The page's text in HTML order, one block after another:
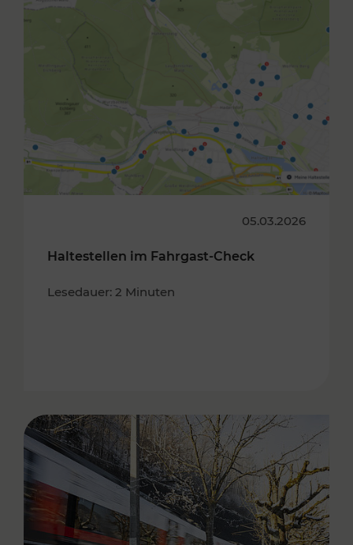
05.03.2026
Haltestellen im Fahrgast-Check
Lesedauer: 2 Minuten